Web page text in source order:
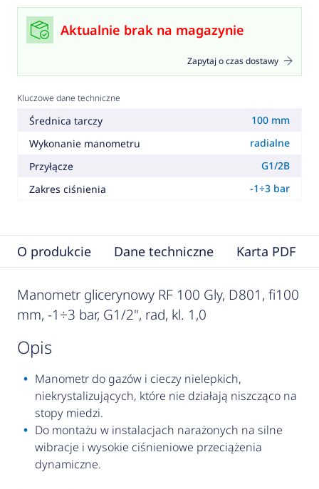
Aktualnie brak na magazynie
Zapytaj o czas dostawy
Kluczowe dane techniczne
Średnica tarczy
100 mm
Wykonanie manometru
radialne
Przyłącze
G1/2B
Zakres ciśnienia
-1÷3 bar
O produkcie Dane techniczne Karta PDF
Manometr glicerynowy RF 100 Gly, D801, fi100
mm, -1÷3 bar, G1/2", rad, kl. 1,0
opis
Manometr do gazów i cieczy nielepkich,
niekrystalizujących, które nie działają niszcząco na
stopy miedzi.
Do montażu w instalacjach narażonych na silne
wibracje i wysokie ciśnieniowe przeciążenia
dynamiczne.